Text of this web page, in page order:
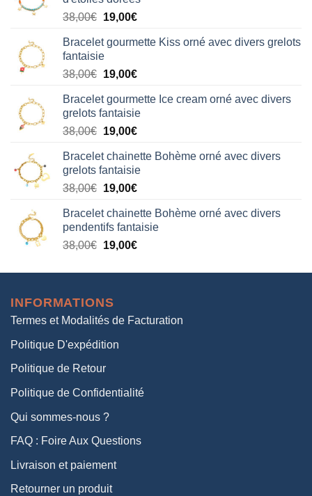
38,00€ Le
initial
était :
38,00€.
19,00€Le
actuel
19,00€.
Bracelet gourmette Kiss orné avec divers grelots
fantaisie
38,00€ Le
initial
était :
38,00€.
19,00€Le
actuel
est :
19,00€.
Bracelet gourmette Ice cream orné avec divers
grelots fantaisie
38,00€ Le
initial
était :
38,00€.
19,00€Le
actuel
est :
19,00€.
Bracelet chainette Bohème orné avec divers
grelots fantaisie
38,00€ Le
initial
était :
38,00€.
19,00€Le
actuel
est :
19,00€.
Bracelet chainette Bohème orné avec divers
pendentifs fantaisie
38,00€ Le
initial
38,00€.
19,00€Le
actuel
INFORMATIONS
Termes et Modalités de Facturation
Politique D'expédition
Politique de Retour
Politique de Confidentialité
Qui sommes-nous ?
FAQ : Foire Aux Questions
Livraison et paiement
Retourner un produit